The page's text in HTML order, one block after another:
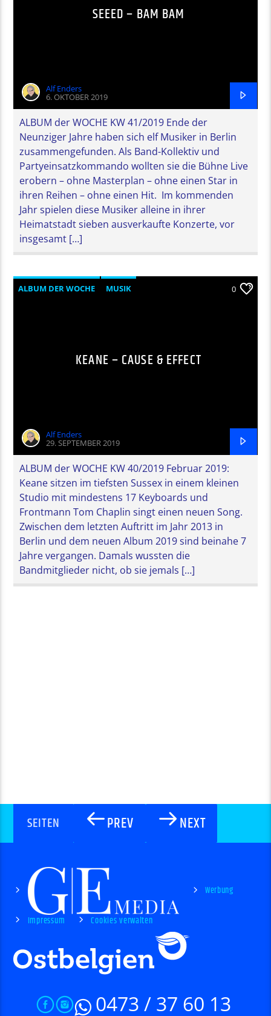
SEEED – BAM BAM
Alf Enders
6. OKTOBER 2019
ALBUM der WOCHE KW 41/2019 Ende der
Neunziger Jahre haben sich elf Musiker in Berlin
zusammengefunden. Als Band-Kollektiv und
Partyeinsatzkommando wollten sie die Bühne Live
erobern – ohne Masterplan – ohne einen Star in
ihren Reihen – ohne einen Hit. Im kommenden
Jahr spielen diese Musiker alleine in ihrer
Heimatstadt sieben ausverkaufte Konzerte, vor
insgesamt […]
ALBUM DER WOCHE MUSIK 0
KEANE – CAUSE & EFFECT
Alf Enders
29. SEPTEMBER 2019
ALBUM der WOCHE KW 40/2019 Februar 2019:
Keane sitzen im tiefsten Sussex in einem kleinen
Studio mit mindestens 17 Keyboards und
Frontmann Tom Chaplin singt einen neuen Song.
Zwischen dem letzten Auftritt im Jahr 2013 in
Berlin und dem neuen Album 2019 sind beinahe 7
Jahre vergangen. Damals wussten die
Bandmitglieder nicht, ob sie jemals […]
SEITEN PREV NEXT
Werbung
Impressum Cookies verwalten
0473 / 37 60 13